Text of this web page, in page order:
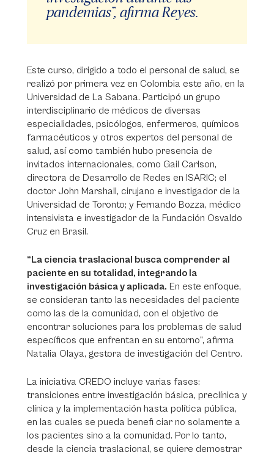
pandemias”, afirma Reyes.
Este curso, dirigido a todo el personal de salud, se
realizó por primera vez en Colombia este año, en la
Universidad de La Sabana. Participó un grupo
interdisciplinario de médicos de diversas
especialidades, psicólogos, enfermeros, químicos
farmacéuticos y otros expertos del personal de
salud, así como también hubo presencia de
invitados internacionales, como Gail Carlson,
directora de Desarrollo de Redes en ISARIC; el
doctor John Marshall, cirujano e investigador de la
Universidad de Toronto; y Fernando Bozza, médico
intensivista e investigador de la Fundación Osvaldo
Cruz en Brasil.
“La ciencia traslacional busca comprender al
paciente en su totalidad, integrando la
investigación básica y aplicada. En este enfoque,
se consideran tanto las necesidades del paciente
como las de la comunidad, con el objetivo de
encontrar soluciones para los problemas de salud
específicos que enfrentan en su entorno”, afirma
Natalia Olaya, gestora de investigación del Centro.
La iniciativa CREDO incluye varias fases:
transiciones entre investigación básica, preclínica y
clínica y la implementación hasta política pública,
en las cuales se pueda benefi ciar no solamente a
los pacientes sino a la comunidad. Por lo tanto,
desde la ciencia traslacional, se quiere demostrar